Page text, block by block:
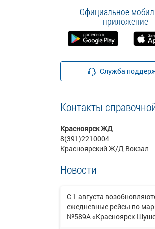
Официальное
приложение
Служба
Контакты
Красноярск ЖД
8(391)2210004
Красноярский Ж/Д Вокзал
Новости
С 1 августа
ежедневные рейсы по
№589А «Красноярск-